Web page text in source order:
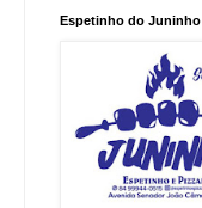
Espetinho do Juninho